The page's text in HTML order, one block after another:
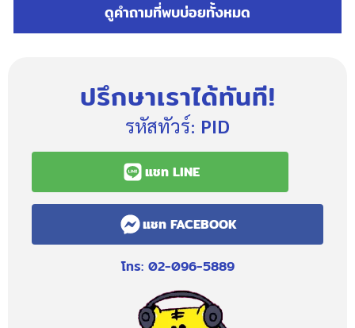
ดูคำถามที่พบบ่อยทั้งหมด
ปรึกษาเราได้ทันที!
รหัสทัวร์: PID
แชท LINE
แชท FACEBOOK
โทร: 02-096-5889